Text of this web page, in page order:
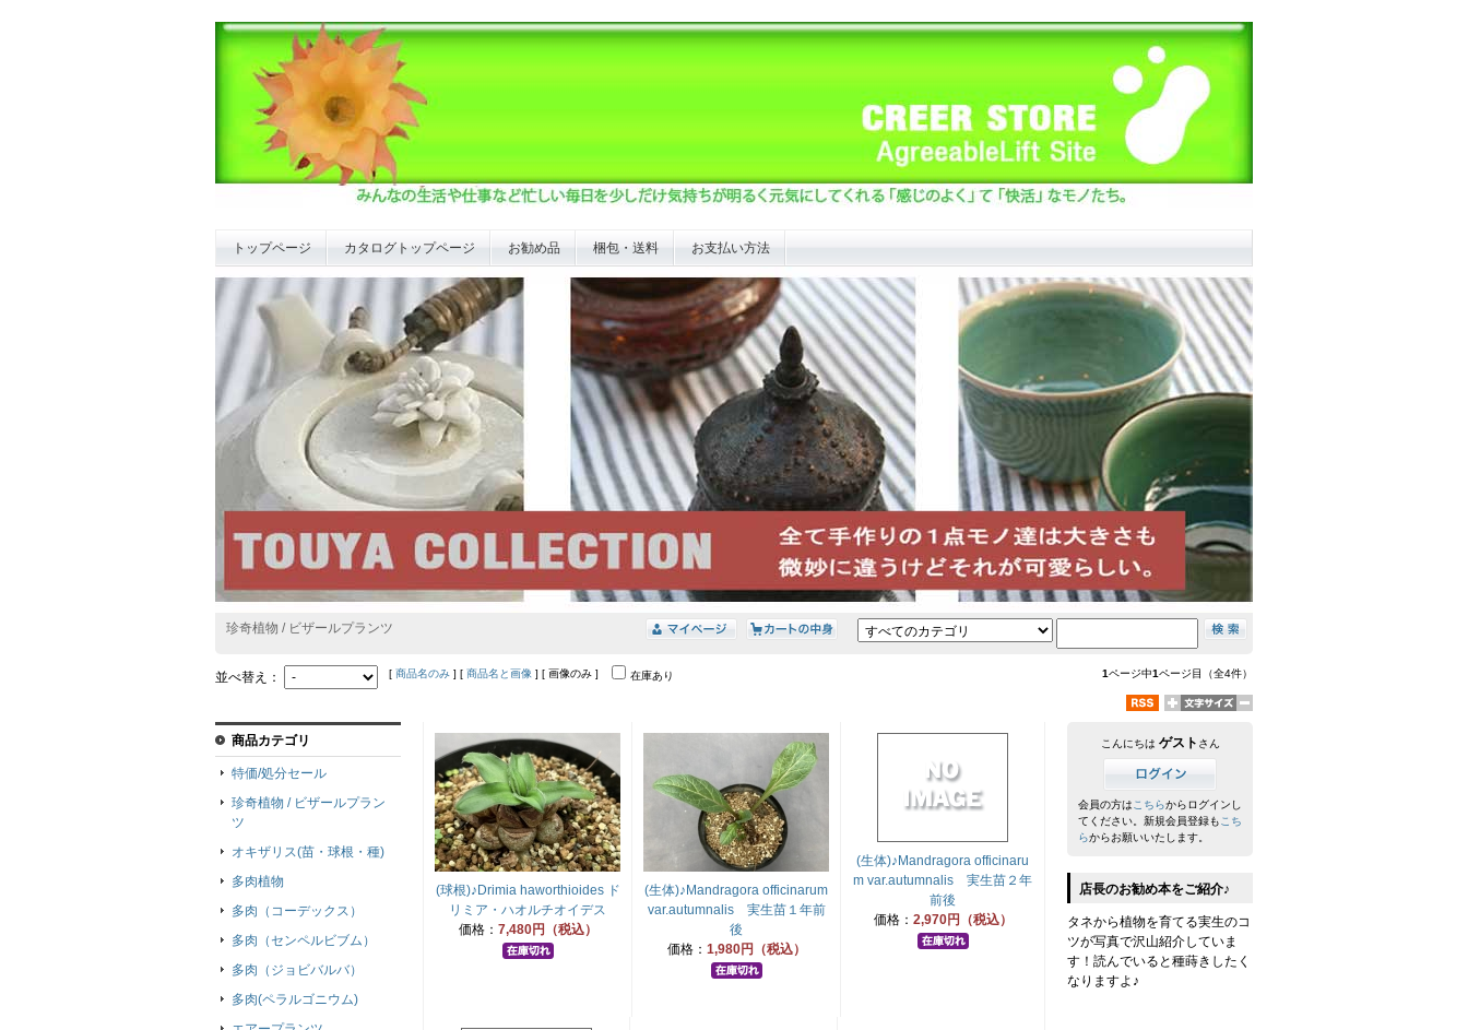
トップページ カタログトップページ お勧め品 梱包・送料 お支払い方法
珍奇植物 / ビザールプランツ
並べ替え： [ 商品名のみ ] [ 商品名と画像 ] [ 画像のみ ] 在庫あり 1ページ中1ページ目（全4件）
(球根)♪Drimia haworthioides ド
リミア・ハオルチオイデス
価格： 7,480円（税込）
(生体)♪Mandragora officinarum
var.autumnalis 実生苗１年前
後
価格： 1,980円（税込）
(生体)♪Mandragora officinaru
m var.autumnalis 実生苗２年
前後
価格： 2,970円（税込）
商品カテゴリ
特価/処分セール
珍奇植物 / ビザールプラン
ツ
オキザリス(苗・球根・種)
多肉植物
多肉（コーデックス）
多肉（センペルビブム）
多肉（ジョビバルバ）
多肉(ペラルゴニウム)
こんにちは ゲスト さん
会員の方はこちらからログインし
てください。新規会員登録もこち
らからお願いいたします。
店長のお勧め本をご紹介♪
タネから植物を育てる実生のコ
ツが写真で沢山紹介していま
す！読んでいると種蒔きしたく
なりますよ♪